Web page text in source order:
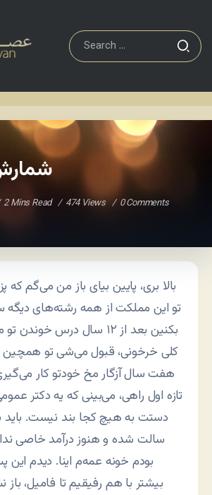
2 Mins Read 474 Views 0 Comments
تو این مملکت از همه رشته‌های
بکنین بعد از ۱۲ سال درس
کلی خرخونی، قبول می‌شی تو همچین
هفت سال آزگار مخ خودتو کار
تازه اول راهی، می‌بینی که یه دکتر
دستت به هیچ کجا بند نیست.
سالت شده و هنوز درآمد خاصی
بودم خونه عمه‌م اینا. دیدم این
بیشتر با هم رفیقیم تا فامیل،